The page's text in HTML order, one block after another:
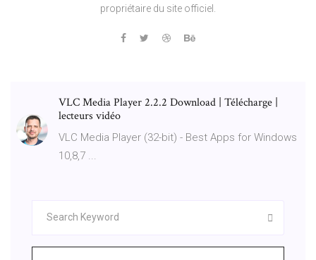
propriétaire du site officiel.
VLC Media Player 2.2.2 Download | Télécharge |
lecteurs vidéo
VLC Media Player (32-bit) - Best Apps for Windows
10,8,7 ...